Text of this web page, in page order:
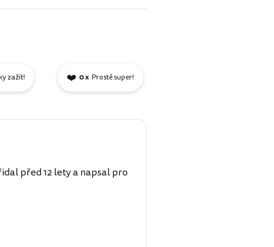
zažít! ❤️ 0 x Prostě super!
před 12 lety a napsal pro